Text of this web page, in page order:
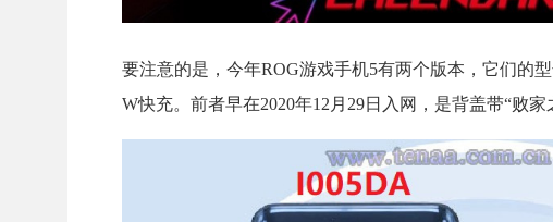
要注意的是，今年ROG游戏手机5有两个版本，它们的
W快充。前者早在2020年12月29日入网，是背盖带“败家